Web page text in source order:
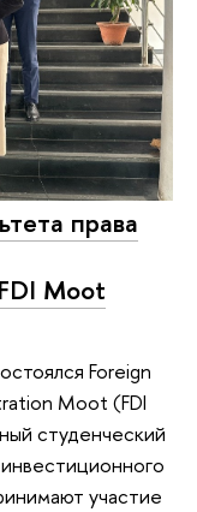
права
Moot
Foreign
Moot (FDI
студенческий
участие